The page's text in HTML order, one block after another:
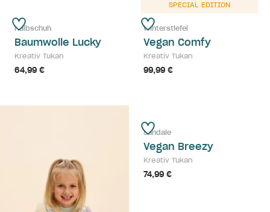
Halbschuh
Baumwolle Lucky
Kreativ Tukan
64,99 €
SPECIAL EDITION
Winterstiefel
Vegan Comfy
Kreativ Tukan
99,99 €
Sandale
Vegan Breezy
Kreativ Tukan
74,99 €